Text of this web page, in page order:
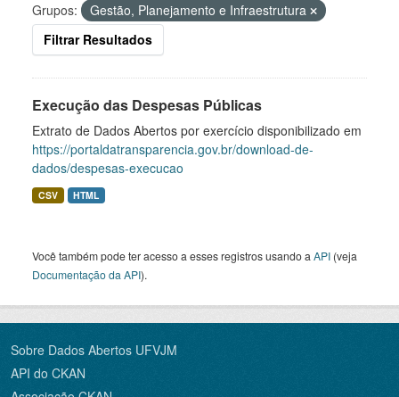
Grupos:
Gestão, Planejamento e Infraestrutura
Filtrar Resultados
Execução das Despesas Públicas
Extrato de Dados Abertos por exercício disponibilizado em
https://portaldatransparencia.gov.br/download-de-
dados/despesas-execucao
CSV HTML
Você também pode ter acesso a esses registros usando a API (veja
Documentação da API).
Sobre Dados Abertos UFVJM
API do CKAN